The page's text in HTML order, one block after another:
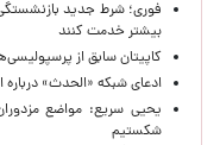
بیشتر خدمت کنند
کاپیتان سابق از
ادعای شبکه «الحدث» درباره
یحیی سریع: مواضع
شکستیم